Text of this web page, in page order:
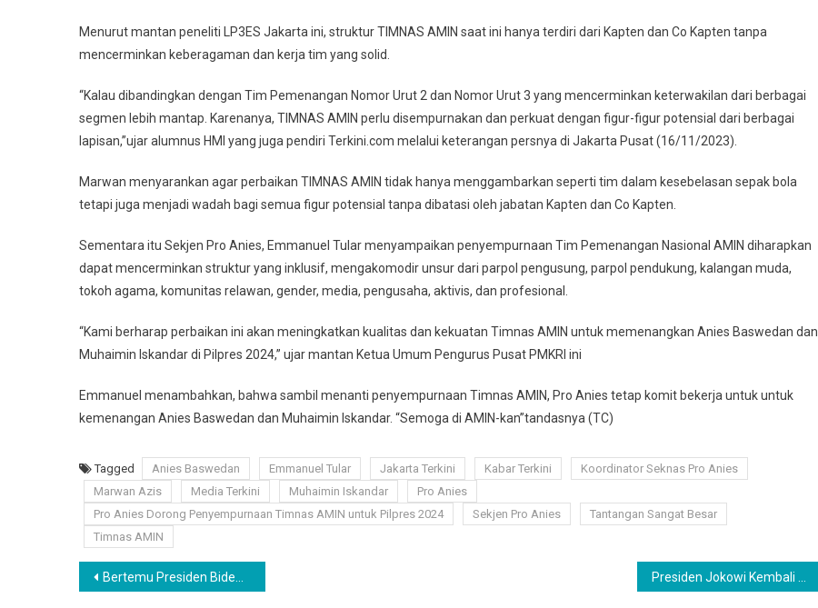
2024
Menurut mantan peneliti LP3ES Jakarta ini, struktur TIMNAS AMIN saat ini hanya terdiri dari Kapten dan Co Kapten tanpa
mencerminkan keberagaman dan kerja tim yang solid.
“Kalau dibandingkan dengan Tim Pemenangan Nomor Urut 2 dan Nomor Urut 3 yang mencerminkan keterwakilan dari berbagai
segmen lebih mantap. Karenanya, TIMNAS AMIN perlu disempurnakan dan perkuat dengan figur-figur potensial dari berbagai
lapisan,”ujar alumnus HMI yang juga pendiri Terkini.com melalui keterangan persnya di Jakarta Pusat (16/11/2023).
Marwan menyarankan agar perbaikan TIMNAS AMIN tidak hanya menggambarkan seperti tim dalam kesebelasan sepak bola
tetapi juga menjadi wadah bagi semua figur potensial tanpa dibatasi oleh jabatan Kapten dan Co Kapten.
Sementara itu Sekjen Pro Anies, Emmanuel Tular menyampaikan penyempurnaan Tim Pemenangan Nasional AMIN diharapkan
dapat mencerminkan struktur yang inklusif, mengakomodir unsur dari parpol pengusung, parpol pendukung, kalangan muda,
tokoh agama, komunitas relawan, gender, media, pengusaha, aktivis, dan profesional.
“Kami berharap perbaikan ini akan meningkatkan kualitas dan kekuatan Timnas AMIN untuk memenangkan Anies Baswedan dan
Muhaimin Iskandar di Pilpres 2024,” ujar mantan Ketua Umum Pengurus Pusat PMKRI ini
Emmanuel menambahkan, bahwa sambil menanti penyempurnaan Timnas AMIN, Pro Anies tetap komit bekerja untuk untuk
kemenangan Anies Baswedan dan Muhaimin Iskandar. “Semoga di AMIN-kan”tandasnya (TC)
Tagged Anies Baswedan Emmanuel Tular Jakarta Terkini Kabar Terkini
Koordinator Seknas Pro Anies
Marwan Azis
Media Terkini Muhaimin Iskandar
Pro Anies
Pro Anies Dorong Penyempurnaan Timnas AMIN untuk Pilpres 2024
Sekjen Pro Anies
Tantangan Sangat Besar
Timnas AMIN
Navigasi
Bertemu Presiden Biden, Presiden Jokowi Ajak Amerika Serikat Hentikan Kekejaman di Gaza